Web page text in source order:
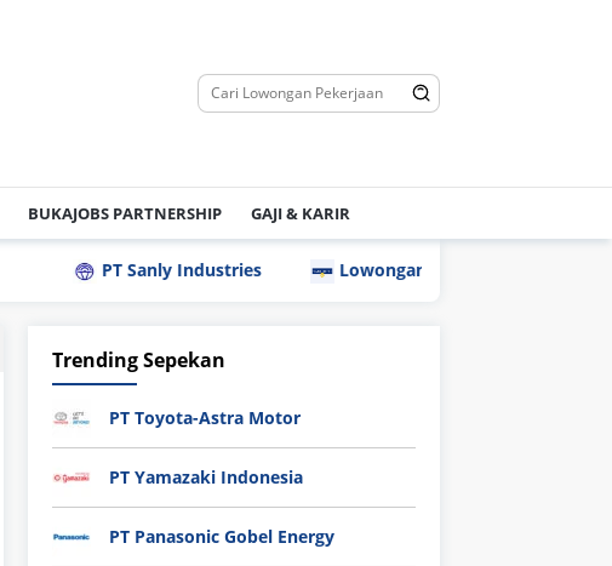
BUKAJOBS PARTNERSHIP GAJI & KARIR
PT Sanly Industries Lowongan Kerja PT Nippon
Trending Sepekan
PT Toyota-Astra Motor
PT Yamazaki Indonesia
PT Panasonic Gobel Energy